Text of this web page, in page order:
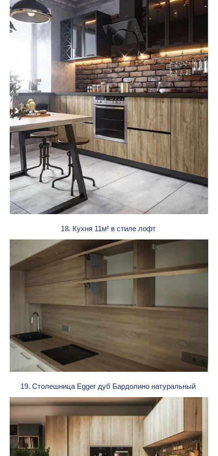
18. Кухня 11м² в стиле лофт
19. Столешница Egger дуб Бардолино натуральный